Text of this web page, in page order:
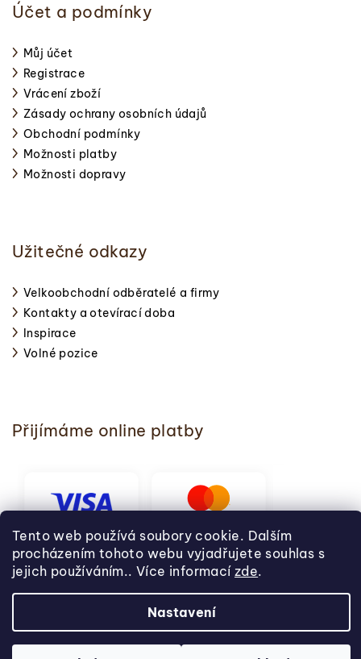
Tento web používá soubory cookie. Dalším
procházením tohoto webu vyjadřujete souhlas s
jejich používáním.. Více informací zde.
Nastavení
Účet a podmínky
Můj účet
Registrace
Vrácení zboží
Zásady ochrany osobních údajů
Obchodní podmínky
Možnosti platby
Možnosti dopravy
Užitečné odkazy
Velkoobchodní odběratelé a firmy
Kontakty a otevírací doba
Inspirace
Volné pozice
Přijímáme online platby
Copyright 2026Svět pečení. Všechna práva vyhrazena.